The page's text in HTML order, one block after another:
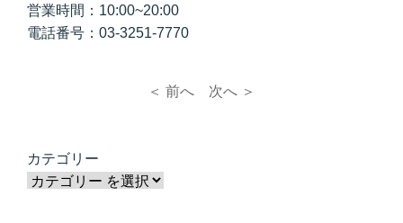
営業時間：10:00~20:00
電話番号：03-3251-7770
＜ 前へ 次へ ＞
カテゴリー